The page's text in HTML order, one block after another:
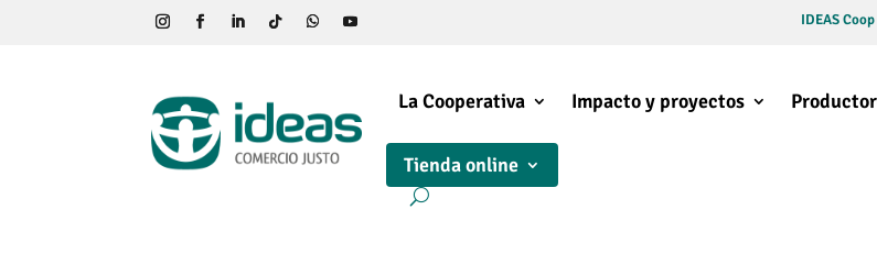
IDEAS Coop
La Cooperativa Impacto y proyectos
Tienda online